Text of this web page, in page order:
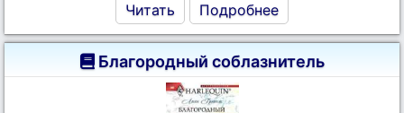
Читать Подробнее
Благородный соблазнитель